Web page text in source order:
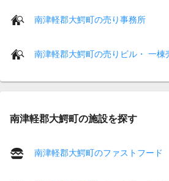
南津軽郡大鰐町の売り事務所
南津軽郡大鰐町の売りビル・ 一棟
南津軽郡大鰐町の施設を探す
南津軽郡大鰐町のファストフード